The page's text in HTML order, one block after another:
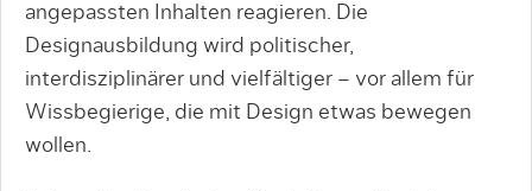
angepassten Inhalten reagieren. Die
Designausbildung wird politischer,
interdisziplinärer und vielfältiger – vor allem für
Wissbegierige, die mit Design etwas bewegen
wollen.